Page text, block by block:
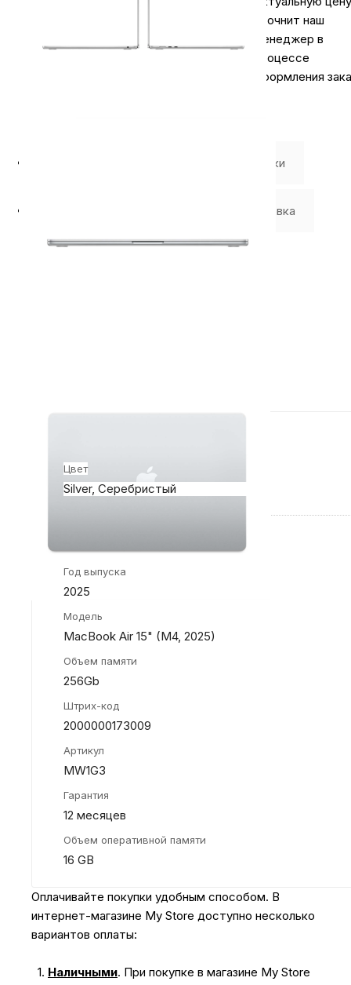
уточнит наш
менеджер в
процессе
оформления
Характеристики
Доставка
Цвет
Silver, Серебристый
Год выпуска
2025
Модель
MacBook Air 15" (M4, 2025)
Объем памяти
256Gb
Штрих-код
2000000173009
Артикул
MW1G3
Гарантия
12 месяцев
Объем оперативной памяти
16 GB
Оплачивайте покупки удобным способом. В
интернет-магазине My Store доступно несколько
вариантов оплаты:
1. Наличными. При покупке в магазине My Store